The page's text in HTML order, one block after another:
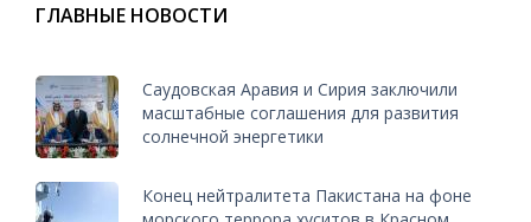
ГЛАВНЫЕ НОВОСТИ
Саудовская Аравия и Сирия заключили
масштабные соглашения для развития
солнечной энергетики
Конец нейтралитета Пакистана на фоне